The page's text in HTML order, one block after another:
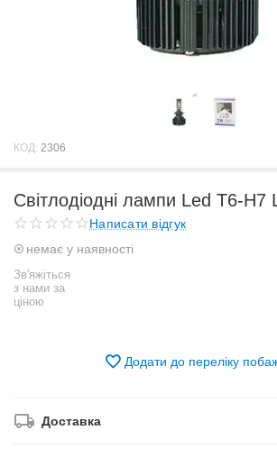
КОД: 2306
Світлодіодні лампи Led T6-H7
Написати відгук
немає у наявності
Зв'яжіться
з нами за
ціною
Додати до переліку
Доставка